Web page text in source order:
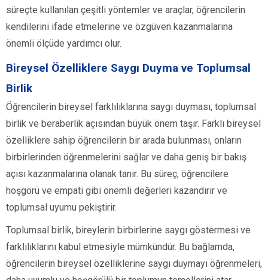
süreçte kullanılan çeşitli yöntemler ve araçlar, öğrencilerin
kendilerini ifade etmelerine ve özgüven kazanmalarına
önemli ölçüde yardımcı olur.
Bireysel Özelliklere Saygı Duyma ve Toplumsal
Birlik
Öğrencilerin bireysel farklılıklarına saygı duyması, toplumsal
birlik ve beraberlik açısından büyük önem taşır. Farklı bireysel
özelliklere sahip öğrencilerin bir arada bulunması, onların
birbirlerinden öğrenmelerini sağlar ve daha geniş bir bakış
açısı kazanmalarına olanak tanır. Bu süreç, öğrencilere
hoşgörü ve empati gibi önemli değerleri kazandırır ve
toplumsal uyumu pekiştirir.
Toplumsal birlik, bireylerin birbirlerine saygı göstermesi ve
farklılıklarını kabul etmesiyle mümkündür. Bu bağlamda,
öğrencilerin bireysel özelliklerine saygı duymayı öğrenmeleri,